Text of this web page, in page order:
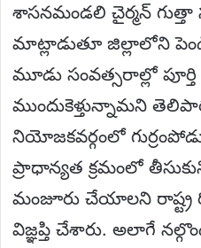
శాసనమండలి చైర్మన్ గుత్తా
మాట్లాడుతూ జిల్లాలోని
మూడు సంవత్సరాల్లో
ముందుకెళ్తున్నామని
నియోజకవర్గంలో
ప్రాధాన్యత క్రమంలో
మంజూరు చేయాలని రాష్ట్ర
విజ్ఞప్తి చేశారు. అలాగే